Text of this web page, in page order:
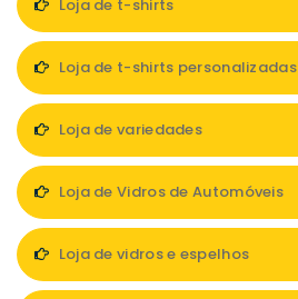
Loja de t-shirts
Loja de t-shirts personalizadas
Loja de variedades
Loja de Vidros de Automóveis
Loja de vidros e espelhos